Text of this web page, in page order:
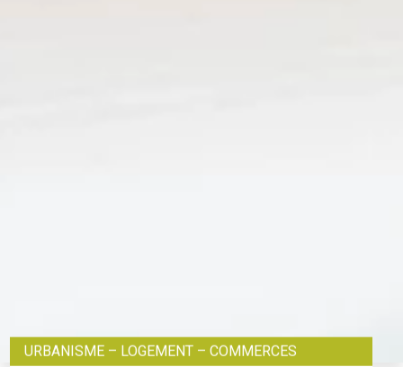
URBANISME – LOGEMENT – COMMERCES